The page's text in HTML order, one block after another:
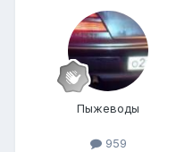
Пыжеводы
959